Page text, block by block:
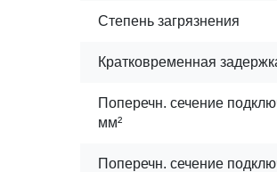
Степень загрязнения
Кратковременная
Поперечн. сечение
мм²
Поперечн. сечение